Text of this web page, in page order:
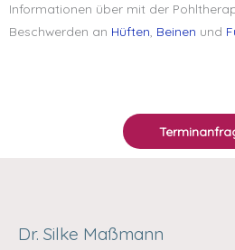
Informationen über mit der
Beschwerden an Hüften Beinen und
Dr. Silke Maßmann